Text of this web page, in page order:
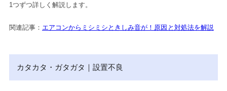
1つずつ詳しく解説します。
関連記事： エアコンからミシミシときしみ音が！原因と対処法を解説
カタカタ・ガタガタ｜設置不良